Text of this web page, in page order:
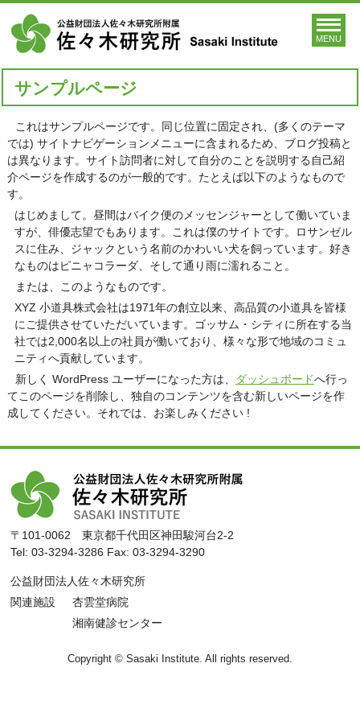
MENU
サンプルページ
これはサンプルページです。同じ位置に固定され、(多くのテーマ
では) サイトナビゲーションメニューに含まれるため、ブログ投稿と
は異なります。サイト訪問者に対して自分のことを説明する自己紹
介ページを作成するのが一般的です。たとえば以下のようなもので
す。
はじめまして。昼間はバイク便のメッセンジャーとして働いていま
すが、俳優志望でもあります。これは僕のサイトです。ロサンゼル
スに住み、ジャックという名前のかわいい犬を飼っています。好き
なものはピニャコラーダ、そして通り雨に濡れること。
または、このようなものです。
XYZ 小道具株式会社は1971年の創立以来、高品質の小道具を皆様
にご提供させていただいています。ゴッサム・シティに所在する当
社では2,000名以上の社員が働いており、様々な形で地域のコミュ
ニティへ貢献しています。
新しく WordPress ユーザーになった方は、
ダッシュボードへ行っ
てこのページを削除し、独自のコンテンツを含む新しいページを作
成してください。それでは、お楽しみください !
〒101-0062 東京都千代田区神田駿河台2-2
Tel: 03-3294-3286 Fax: 03-3294-3290
公益財団法人佐々木研究所
関連施設
杏雲堂病院
湘南健診センター
Copyright © Sasaki Institute. All rights reserved.